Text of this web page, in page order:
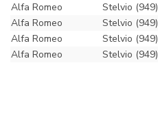
Alfa Romeo
Stelvio (949)
Alfa Romeo
Stelvio (949)
Alfa Romeo
Stelvio (949)
Alfa Romeo
Stelvio (949)